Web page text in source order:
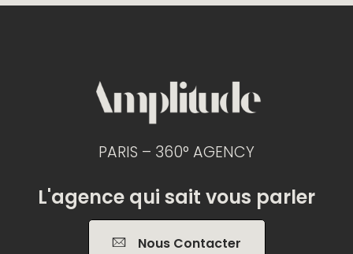
PARIS – 360° AGENCY
L'agence qui sait vous parler
Nous Contacter